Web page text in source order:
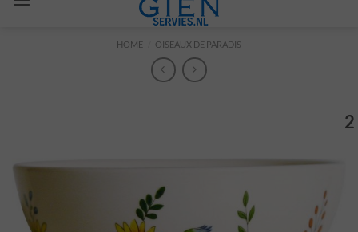
HOME OISEAUX DE PARADIS